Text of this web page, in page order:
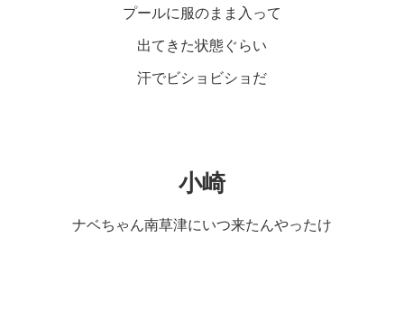
プールに服のまま入って
出てきた状態ぐらい
汗でビショビショだ
小崎
ナベちゃん南草津にいつ来たんやったけ